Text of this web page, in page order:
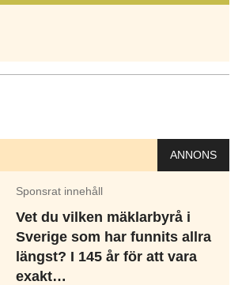
ANNONS
Sponsrat innehåll
Vet du vilken mäklarbyrå i
Sverige som har funnits allra
längst? I 145 år för att vara
exakt…